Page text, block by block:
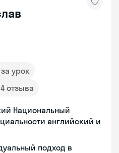
за урок
4 отзыва
Национальный
английский и
подход в